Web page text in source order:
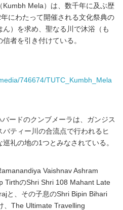
Mela）は、数千年に及ぶ歴
にわたって開催される文化祭典の
）を求め、聖なる川で沐浴（も
者を引き付けている。
746674/TUTC_Kumbh_Mela
ードのクンブメーラは、ガンジス
ティー川の合流点で行われるヒ
礼の地の1つとみなされている。
Vaishnav Ashram
TirthのShri Shri 108 Mahant Late
と、その子息のShri Bipin Bihari
、The Ultimate Travelling